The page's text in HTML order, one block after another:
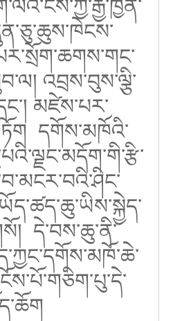
འབྲས་བུས་ལྕི་
མཛེས་པར་
དགོས་མཁོའི་
དེ་བས་ཆུ་ནི་